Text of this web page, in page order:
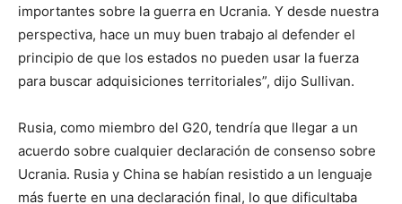
importantes sobre la guerra en Ucrania. Y desde nuestra
perspectiva, hace un muy buen trabajo al defender el
principio de que los estados no pueden usar la fuerza
para buscar adquisiciones territoriales”, dijo Sullivan.
Rusia, como miembro del G20, tendría que llegar a un
acuerdo sobre cualquier declaración de consenso sobre
Ucrania. Rusia y China se habían resistido a un lenguaje
más fuerte en una declaración final, lo que dificultaba